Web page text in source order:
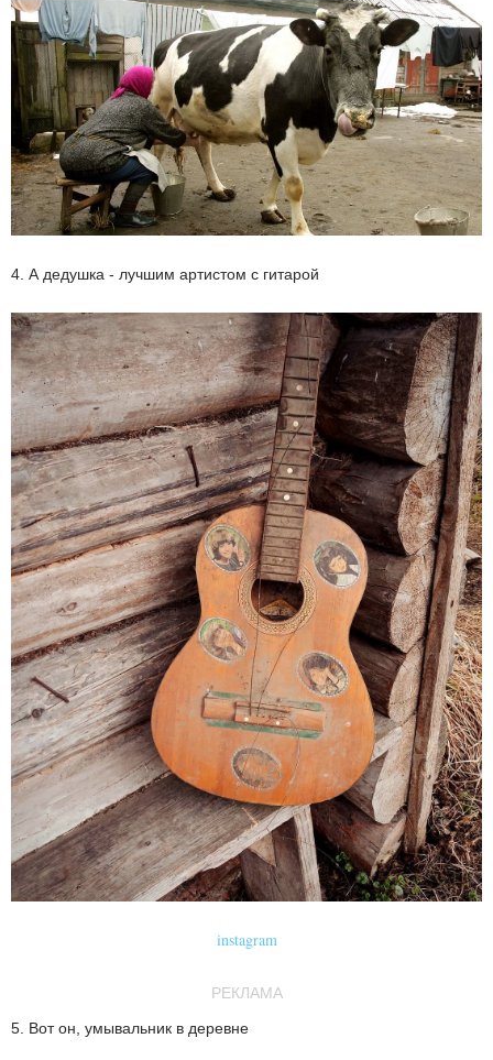
4. А дедушка - лучшим артистом с гитарой
instagram
РЕКЛАМА
5. Вот он, умывальник в деревне